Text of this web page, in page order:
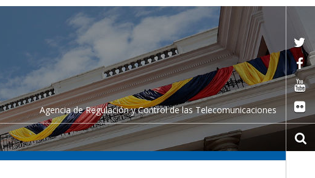
Agencia de Regulación y Control de las Telecomunicaciones